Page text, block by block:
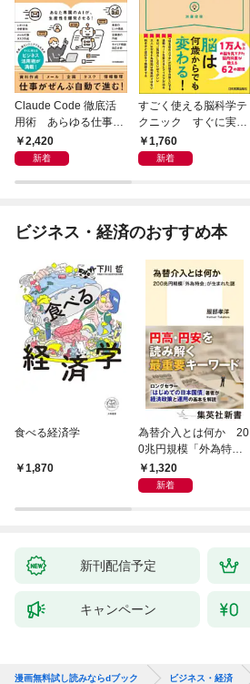
Claude Code 徹底活
用術 あらゆる仕事が
爆速化する
2,420
新着
すごく使える脳科学テ
クニック すぐに実践
したくなる
1,760
新着
ビジネス・経済のおすすめ本
食べる経済学
1,870
為替介入とは何か 20
0兆円規模「外為特
会」が生まれた謎
1,320
新着
新刊配信予定
キャンペーン
漫画無料試し読みならdブック ビジネス・経済